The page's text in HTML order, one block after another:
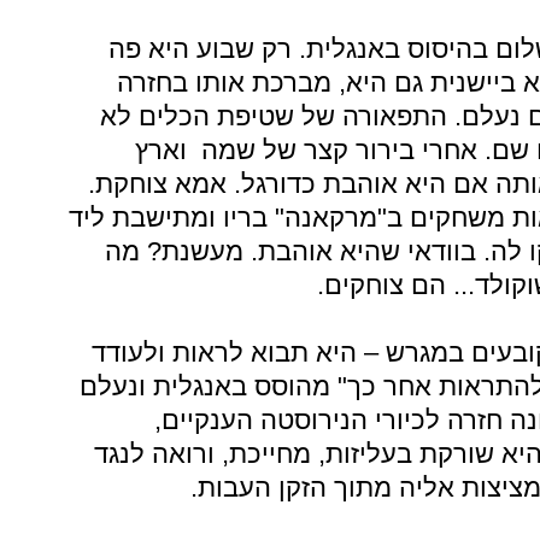
בהיסוס באנגלית. רק שבוע היא פה
ביישנית גם היא, מברכת אותו בחזרה
נעלם. התפאורה של שטיפת הכלים לא
שם. אחרי בירור קצר של שמה וארץ
אם היא אוהבת כדורגל. אמא צוחקת.
לראות משחקים ב"מרקאנה" בריו ומתישבת ליד
לה. בוודאי שהיא אוהבת. מעשנת? מה
הם צוחקים.
במגרש – היא תבוא לראות ולעודד
אחר כך" מהוסס באנגלית ונעלם
חזרה לכיורי הנירוסטה הענקיים,
שורקת בעליזות, מחייכת, ורואה לנגד
מציצות אליה מתוך הזקן העבות.